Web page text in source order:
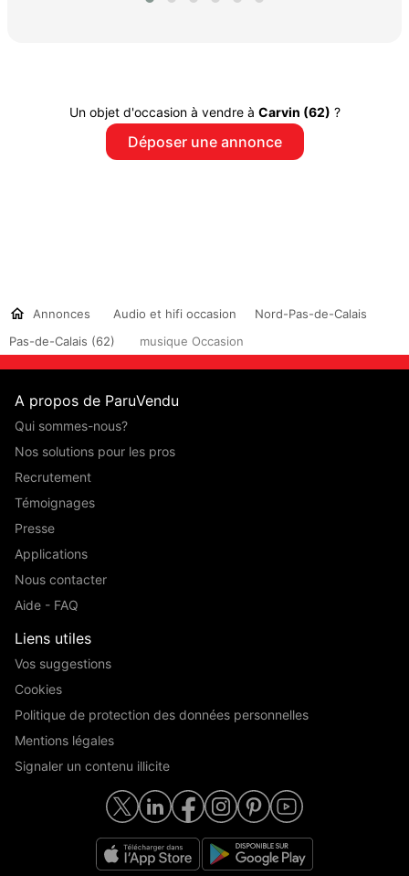
Un objet d'occasion à vendre à Carvin (62) ?
Déposer une annonce
Annonces Audio et hifi occasion
Nord-Pas-de-Calais
Pas-de-Calais (62)
musique Occasion
A propos de ParuVendu
Qui sommes-nous?
Nos solutions pour les pros
Recrutement
Témoignages
Presse
Applications
Nous contacter
Aide - FAQ
Liens utiles
Vos suggestions
Cookies
Politique de protection des données personnelles
Mentions légales
Signaler un contenu illicite